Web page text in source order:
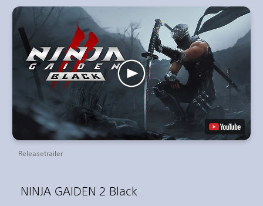
Releasetrailer
NINJA GAIDEN 2 Black